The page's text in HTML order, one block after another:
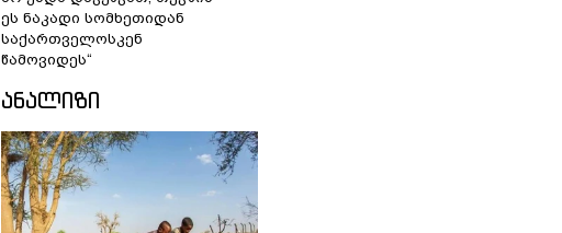
ეს ნაკადი სომხეთიდან
საქართველოსკენ
წამოვიდეს“
ᲐᲜᲐᲚᲘᲖᲘ